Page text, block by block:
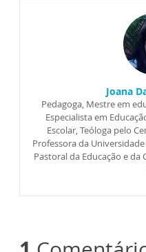
Joana
Pedagoga, Mestre em
Especialista em
Escolar, Teóloga pelo
Professora da
Pastoral da Educação e da